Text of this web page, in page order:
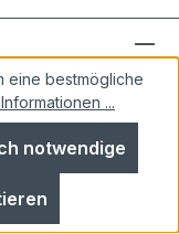
zzgl.
wenn
eine bestmögliche
...
notwendige